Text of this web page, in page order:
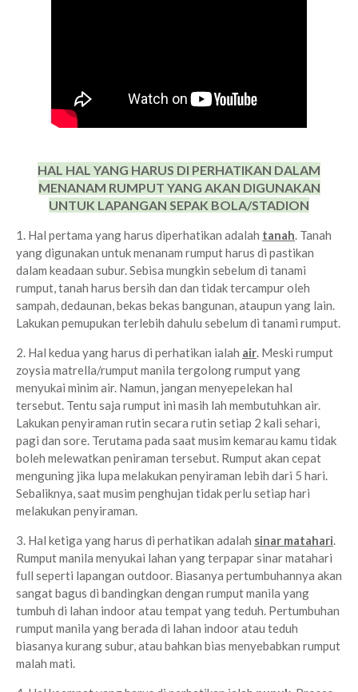
HAL HAL YANG HARUS DI PERHATIKAN DALAM
MENANAM RUMPUT YANG AKAN DIGUNAKAN
UNTUK LAPANGAN SEPAK BOLA/STADION
1. Hal pertama yang harus diperhatikan adalah tanah. Tanah
yang digunakan untuk menanam rumput harus di pastikan
dalam keadaan subur. Sebisa mungkin sebelum di tanami
rumput, tanah harus bersih dan dan tidak tercampur oleh
sampah, dedaunan, bekas bekas bangunan, ataupun yang lain.
Lakukan pemupukan terlebih dahulu sebelum di tanami rumput.
2. Hal kedua yang harus di perhatikan ialah air. Meski rumput
zoysia matrella/rumput manila tergolong rumput yang
menyukai minim air. Namun, jangan menyepelekan hal
tersebut. Tentu saja rumput ini masih lah membutuhkan air.
Lakukan penyiraman rutin secara rutin setiap 2 kali sehari,
pagi dan sore. Terutama pada saat musim kemarau kamu tidak
boleh melewatkan peniraman tersebut. Rumput akan cepat
menguning jika lupa melakukan penyiraman lebih dari 5 hari.
Sebaliknya, saat musim penghujan tidak perlu setiap hari
melakukan penyiraman.
3. Hal ketiga yang harus di perhatikan adalah sinar matahari.
Rumput manila menyukai lahan yang terpapar sinar matahari
full seperti lapangan outdoor. Biasanya pertumbuhannya akan
sangat bagus di bandingkan dengan rumput manila yang
tumbuh di lahan indoor atau tempat yang teduh. Pertumbuhan
rumput manila yang berada di lahan indoor atau teduh
biasanya kurang subur, atau bahkan bias menyebabkan rumput
malah mati.